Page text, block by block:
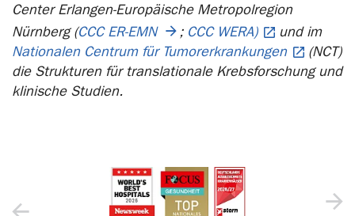
Center Erlangen-Europäische Metropolregion
Nürnberg (CCC ER-EMN ; CCC WERA)
und im
Nationalen Centrum für Tumorerkrankungen
(NCT)
die Strukturen für translationale Krebsforschung und
klinische Studien.